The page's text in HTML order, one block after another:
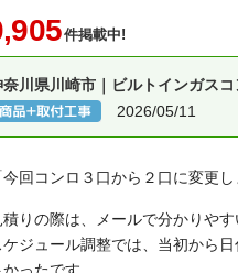
件掲載中!
奈川県川崎市｜ビルトインガス
2026/05/11
今回コンロ３口から２口に変更
積りの際は、メールで分かりや
ケジュール調整では、当初から